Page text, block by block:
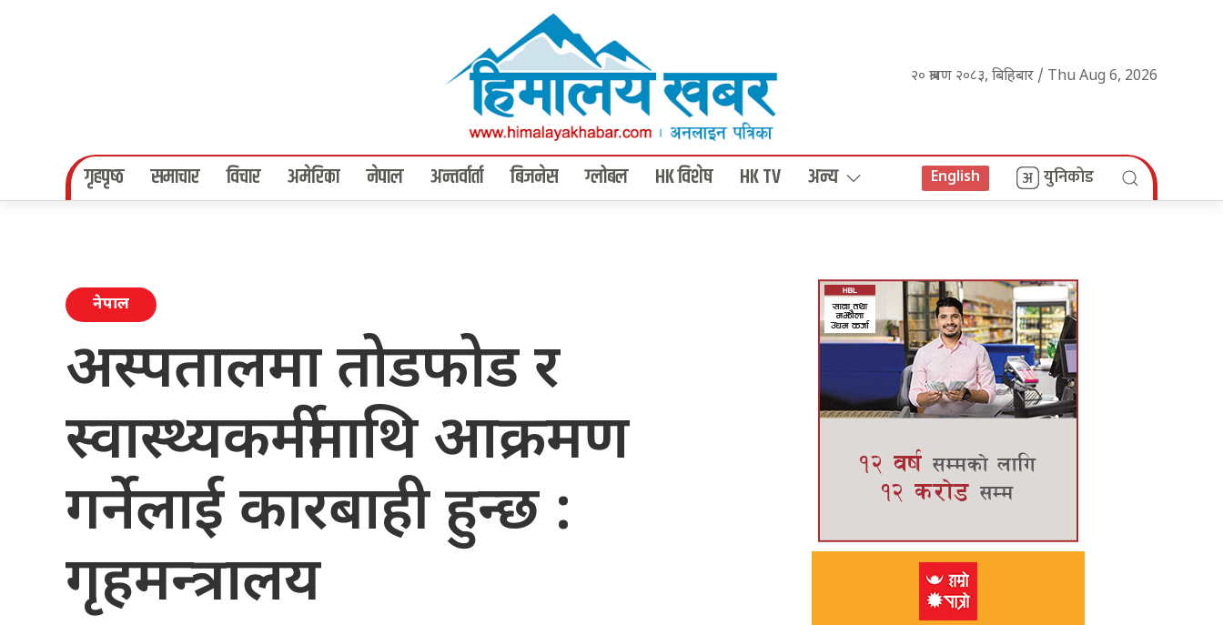
२० श्रावण २०८३, बिहिबार / Thu Aug 6, 2026
गृहपृष्‍ठ समाचार विचार अमेरिका नेपाल अन्तर्वार्ता बिजनेस ग्लोबल HK विशेष HK TV अन्य English युनिकोड
नेपाल
अस्पतालमा तोडफोड र
स्वास्थ्यकर्मीमाथि आक्रमण
गर्नेलाई कारबाही हुन्छ :
गृहमन्त्रालय